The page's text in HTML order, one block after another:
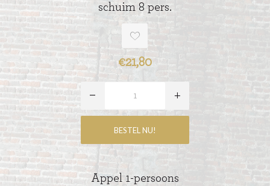
schuim 8 pers.
€21,80
Appel 1-persoons